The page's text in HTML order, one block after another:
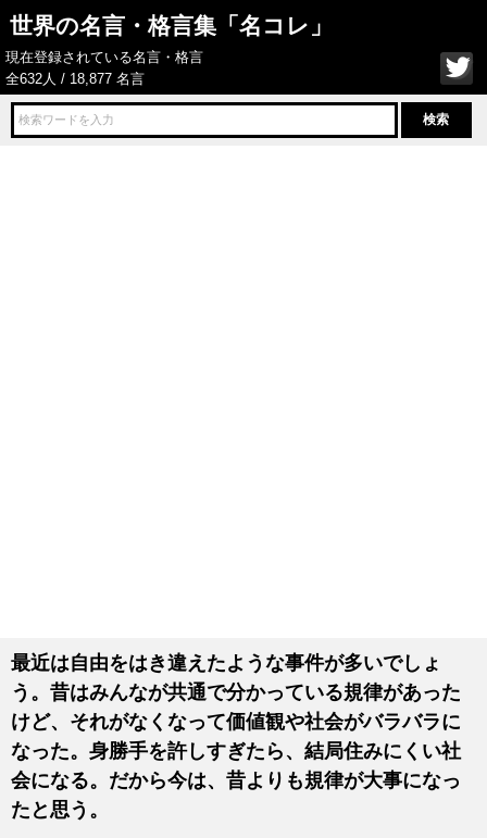
世界の名言・格言集「名コレ」
現在登録されている名言・格言
全632人 / 18,877 名言
最近は自由をはき違えたような事件が多いでしょ
う。昔はみんなが共通で分かっている規律があった
けど、それがなくなって価値観や社会がバラバラに
なった。身勝手を許しすぎたら、結局住みにくい社
会になる。だから今は、昔よりも規律が大事になっ
たと思う。